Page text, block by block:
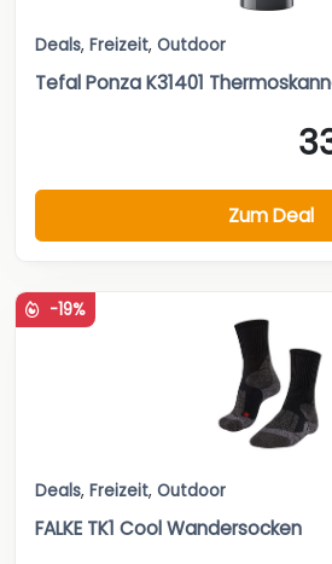
Deals, Freizeit, Outdoor
Tefal Ponza K31401
Zum Deal
-19%
Deals, Freizeit, Outdoor
FALKE TK1 Cool Wandersocken